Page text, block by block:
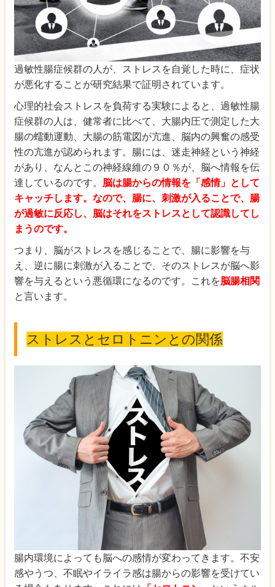
過敏性腸症候群の人が、ストレスを自覚した時に、症状
が悪化することが研究結果で証明されています。
心理的社会ストレスを負荷する実験によると、過敏性腸
症候群の人は、健常者に比べて、大腸内圧で測定した大
腸の蠕動運動、大腸の筋電図が亢進、脳内の興奮の感受
性の亢進が認められます。腸には、迷走神経という神経
があり、なんとこの神経線維の９０％が、脳へ情報を伝
達しているのです。 脳は腸からの情報を「感情」として
キャッチします。なので、腸に、刺激が入ることで、腸
が過敏に反応し、脳はそれをストレスとして認識してし
まうのです。
つまり、脳がストレスを感じることで、腸に影響を与
え、逆に腸に刺激が入ることで、そのストレスが脳へ影
響を与えるという悪循環になるのです。これを脳腸相関
と言います。
ストレスとセロトニンとの関係
腸内環境によっても脳への感情が変わってきます。不安
感やうつ、不眠やイライラ感は腸からの影響を受けてい